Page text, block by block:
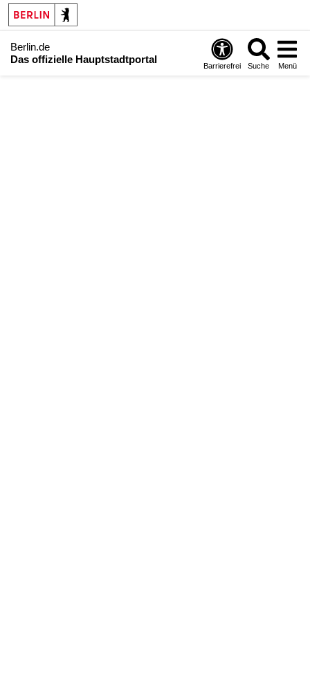
Berlin.de
Das offizielle Hauptstadtportal
Barrierefrei Suche Menü